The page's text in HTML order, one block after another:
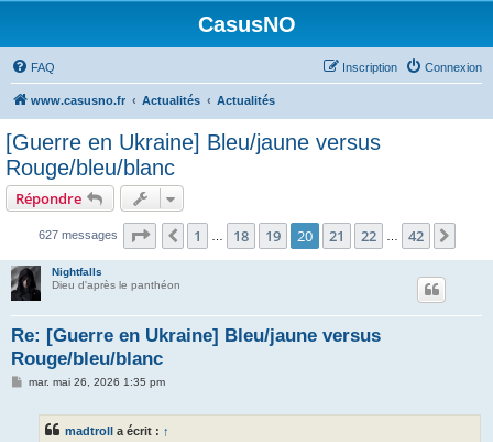
CasusNO
FAQ Connexion
Inscription
www.casusno.fr Actualités Actualités
[Guerre en Ukraine] Bleu/jaune versus
Rouge/bleu/blanc
Répondre
627 messages Page 20 sur 42
Précédent
1 18 19 20 21 22 42
Nightfalls
Dieu d'après le panthéon
Re: [Guerre en Ukraine] Bleu/jaune versus
Rouge/bleu/blanc
Mmar. mai 26, 2026 1:35 pm
madtroll a écrit : ↑